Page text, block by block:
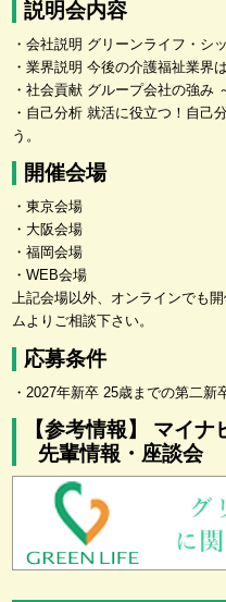
説明会内容
・会社説明 グリーンライフ・シ
・業界説明 今後の介護福祉業界
・社会貢献 グループ会社の強み
・自己分析 就活に役立つ！自己
う。
開催会場
・東京会場
・大阪会場
・福岡会場
・WEB会場
上記会場以外、オンラインでも
ムよりご相談下さい。
応募条件
・2027年新卒 25歳までの第二新
【参考情報】 マイナ
先輩情報・座談会